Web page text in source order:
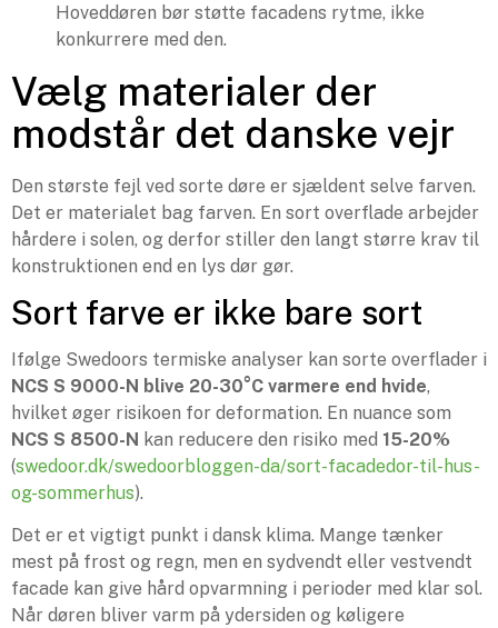
Hoveddøren bør støtte facadens rytme, ikke
konkurrere med den.
Vælg materialer der
modstår det danske vejr
Den største fejl ved sorte døre er sjældent selve farven.
Det er materialet bag farven. En sort overflade arbejder
hårdere i solen, og derfor stiller den langt større krav til
konstruktionen end en lys dør gør.
Sort farve er ikke bare sort
Ifølge Swedoors termiske analyser kan sorte overflader i
NCS S 9000-N blive 20-30°C varmere end hvide,
hvilket øger risikoen for deformation. En nuance som
NCS S 8500-N kan reducere den risiko med 15-20%
(swedoor.dk/swedoorbloggen-da/sort-facadedor-til-hus-
og-sommerhus).
Det er et vigtigt punkt i dansk klima. Mange tænker
mest på frost og regn, men en sydvendt eller vestvendt
facade kan give hård opvarmning i perioder med klar sol.
Når døren bliver varm på ydersiden og køligere